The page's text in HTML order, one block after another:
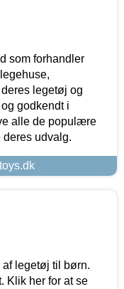
som forhandler
legetøj og
godkendt i
alle de populære
udvalg.
legetøj til børn.
Klik her for at se